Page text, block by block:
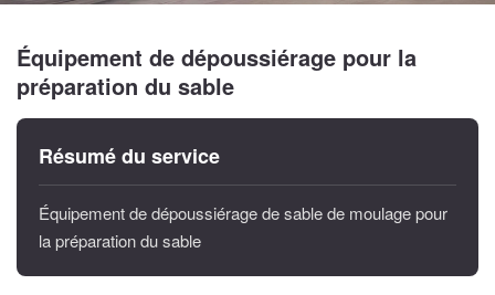
Équipement de dépoussiérage pour la
préparation du sable
Résumé du service
Équipement de dépoussiérage de sable de moulage pour
la préparation du sable